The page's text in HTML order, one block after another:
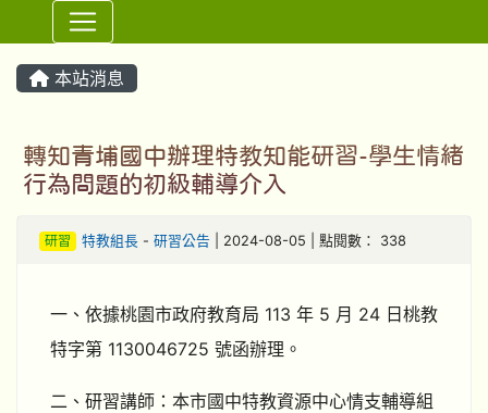
⏸
本站消息
轉知青埔國中辦理特教知能研習-學生情緒
行為問題的初級輔導介入
研習 特教組長- 研習公告 | 2024-08-05 | 點閱數： 338
一、依據桃園市政府教育局 113 年 5 月 24 日桃教
特字第 1130046725 號函辦理。
二、研習講師：本市國中特教資源中心情支輔導組